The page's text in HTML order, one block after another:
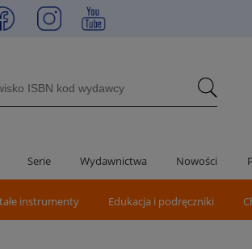
Serie Wydawnictwa Nowości
instrumenty Edukacja i podręczniki